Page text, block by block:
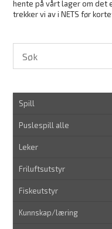
hente på vårt lager om det
trekker vi av i NETS før
Spill
Puslespill alle
Leker
Friluftsutstyr
Fiskeutstyr
Kunnskap/læring